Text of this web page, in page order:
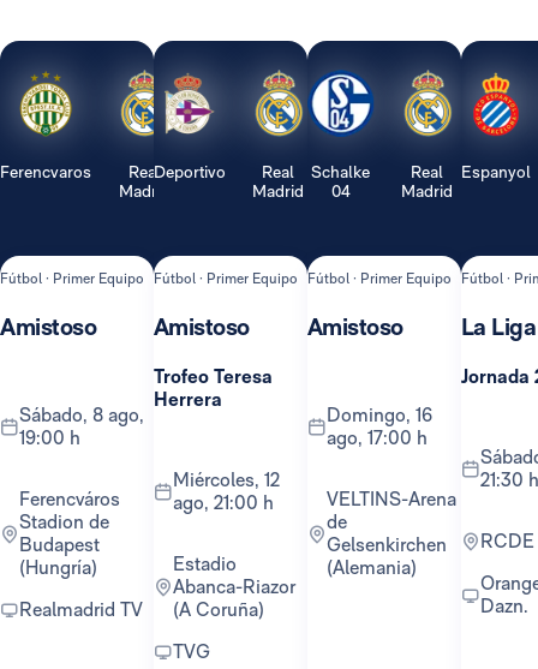
Ferencvaros
Real
Madrid
Fútbol · Primer Equipo
Amistoso
sábado, 8 ago,
19:00 h
Ferencváros
Stadion de
Budapest
(Hungría)
Realmadrid TV
Deportivo
Real
Madrid
Fútbol · Primer Equipo
Amistoso
Trofeo Teresa
Herrera
miércoles, 12
ago, 21:00 h
Estadio
Abanca-Riazor
(A Coruña)
TVG
Schalke
04
Real
Madrid
Fútbol · Primer Equipo
Amistoso
domingo, 16
ago, 17:00 h
VELTINS-Arena
de
Gelsenkirchen
(Alemania)
Espanyol
Fútbol ·
La Liga
Jornada
sábado, 22 ago,
21:30 h
Orange TV y
Dazn.